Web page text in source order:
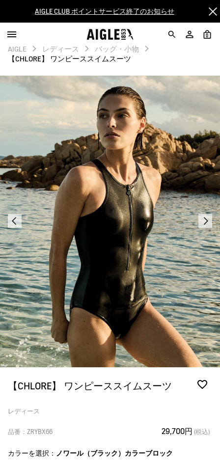
AIGLE CLUB ポイントサービス終了のお知らせ
【最大50%OFF】FINAL SALEがスタート！
ログイン/会員登録で送料＆返品無料
AIGLE CLUB ポイントサービス終了のお知らせ
0
AIGLE レディース
バッグ・小物
【CHLORE】 ワンピーススイムスーツ
【CHLORE】 ワンピーススイムスーツ
レディース
品番：ZRYBX66 29,700円 (税込)
カラーを選択： ノワール（ブラック）カラーブロック